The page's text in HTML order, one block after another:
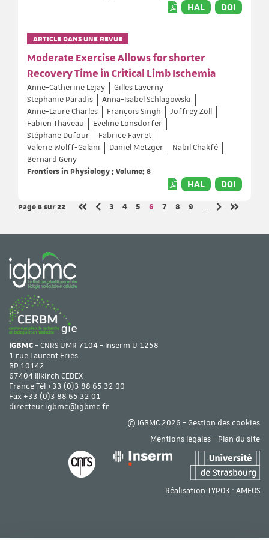
HAL DOI
ARTICLE DANS UNE REVUE
Moderate Exercise Allows for shorter
Recovery Time in Critical Limb Ischemia
Anne-Catherine Lejay
Gilles Laverny
Stephanie Paradis
Anna-Isabel Schlagowski
Anne-Laure Charles
François Singh
Joffrey Zoll
Fabien Thaveau
Eveline Lonsdorfer
Stéphane Dufour
Fabrice Favret
Valerie Wolff-Galani
Daniel Metzger
Nabil Chakfé
Bernard Geny
Frontiers in Physiology ; Volume: 8
HAL DOI
Page 6sur 22
Page
3 Page
4 Page
5 Page
6 Page
7 Page
8 Page
9
…
IGBMC- CNRS UMR 7104 - Inserm U 1258
1 rue Laurent Fries
BP 10142
67404 Illkirch CEDEX
France Tél +33 (0)3 88 65 32 00
Fax +33 (0)3 88 65 32 01
directeur.igbmc@igbmc.fr
© IGBMC 2026 - Gestion des cookies
Mentions légales- Plan du site
Réalisation TYPO3 : AMEOS